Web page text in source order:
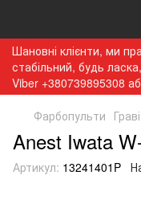
Шановні клієнти, ми
стабільний, будь
Viber +380739895308
Фарбопульти
Anest Iwata
Артикул: 13241401P